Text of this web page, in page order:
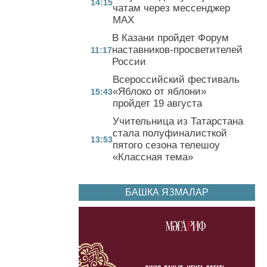
14:15чатам через мессенджер
MAX
11:17
В Казани пройдет Форум
наставников-просветителей
России
15:43
Всероссийский фестиваль
«Яблоко от яблони»
пройдет 19 августа
13:53
Учительница из Татарстана
стала полуфиналисткой
пятого сезона телешоу
«Классная тема»
БАШКА ЯЗМАЛАР